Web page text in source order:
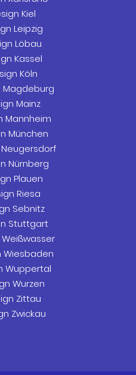
Kiel
Leipzig
Löbau
Kassel
Köln
Magdeburg
Mainz
Mannheim
München
Nürnberg
Plauen
Riesa
Sebnitz
Stuttgart
Wiesbaden
Wuppertal
Wurzen
Zittau
Zwickau